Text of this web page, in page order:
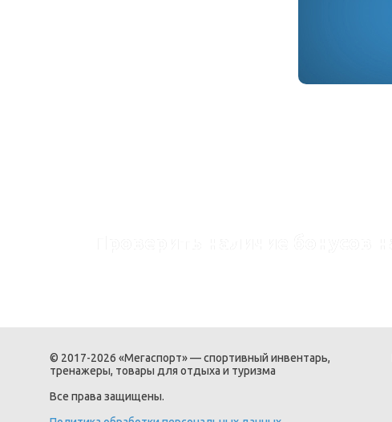
© 2017-2026 «Мегаспорт» — спортивный инвентарь,
тренажеры, товары для отдыха и туризма
Все права защищены.